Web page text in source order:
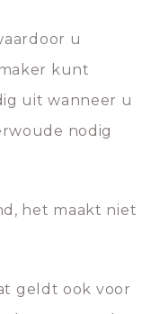
u
kunt
uit wanneer u
nodig
het maakt niet
geldt ook voor